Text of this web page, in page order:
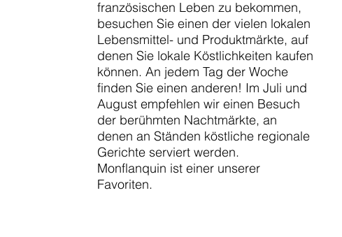
französischen Leben zu bekommen,
besuchen Sie einen der vielen lokalen
Lebensmittel- und Produktmärkte, auf
denen Sie lokale Köstlichkeiten kaufen
können. An jedem Tag der Woche
finden Sie einen anderen! Im Juli und
August empfehlen wir einen Besuch
der berühmten Nachtmärkte, an
denen an Ständen köstliche regionale
Gerichte serviert werden.
Monflanquin ist einer unserer
Favoriten.